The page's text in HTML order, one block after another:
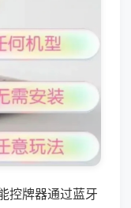
控牌器通过蓝牙